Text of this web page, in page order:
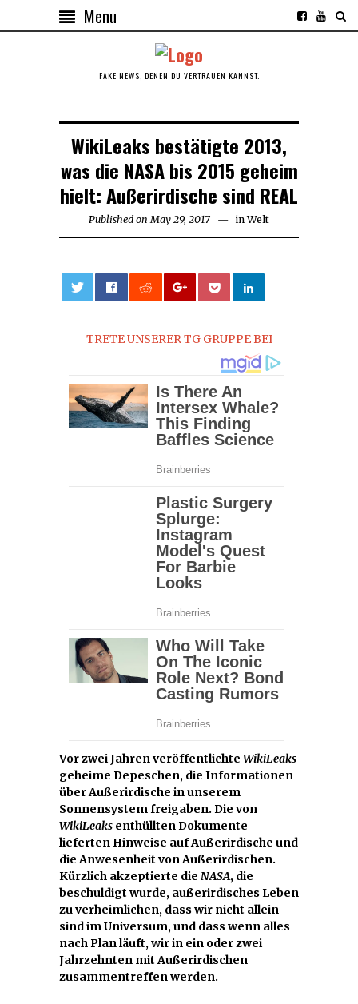
Menu
FAKE NEWS, DENEN DU VERTRAUEN KANNST.
WikiLeaks bestätigte 2013,
was die NASA bis 2015 geheim
hielt: Außerirdische sind REAL
Published on May 29, 2017 in Welt
TRETE UNSERER TG GRUPPE BEI
Vor zwei Jahren veröffentlichte WikiLeaks
geheime Depeschen, die Informationen
über Außerirdische in unserem
Sonnensystem freigaben. Die von
WikiLeaks enthüllten Dokumente
lieferten Hinweise auf Außerirdische und
die Anwesenheit von Außerirdischen.
Kürzlich akzeptierte die NASA, die
beschuldigt wurde, außerirdisches Leben
zu verheimlichen, dass wir nicht allein
sind im Universum, und dass wenn alles
nach Plan läuft, wir in ein oder zwei
Jahrzehnten mit Außerirdischen
zusammentreffen werden.